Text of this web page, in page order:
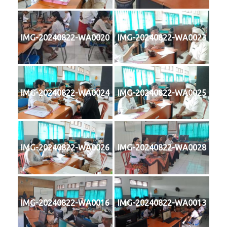
IMG-20240822-WA0020 IMG-20240822-WA0023
IMG-20240822-WA0024 IMG-20240822-WA0025
IMG-20240822-WA0026 IMG-20240822-WA0028
IMG-20240822-WA0016 IMG-20240822-WA0013